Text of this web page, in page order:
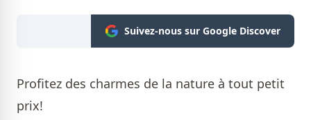
Suivez-nous sur Google Discover
Profitez des charmes de la nature à tout petit
prix!